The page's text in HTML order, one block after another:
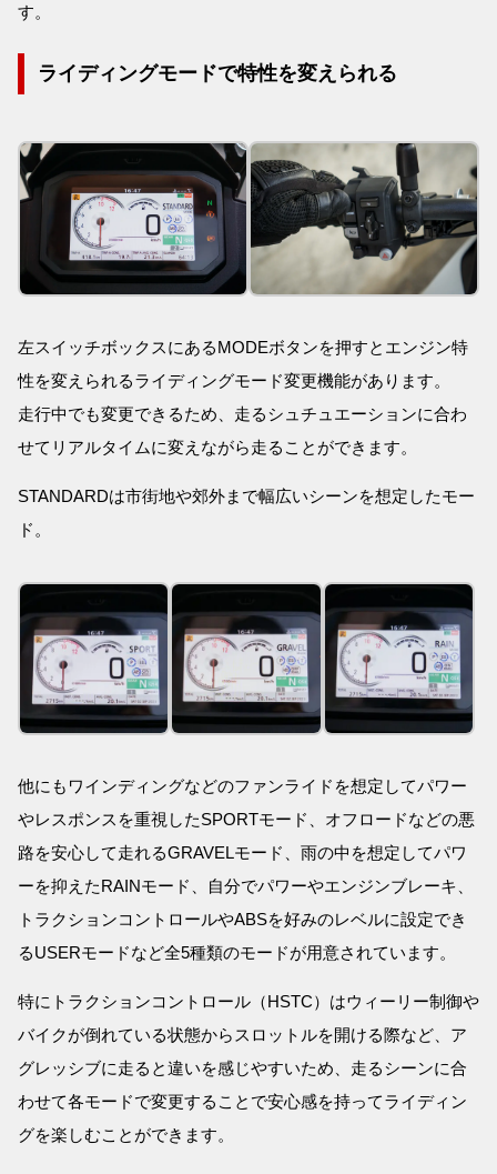
す。
ライディングモードで特性を変えられる
左スイッチボックスにあるMODEボタンを押すとエンジン特
性を変えられるライディングモード変更機能があります。
走行中でも変更できるため、走るシュチュエーションに合わ
せてリアルタイムに変えながら走ることができます。
STANDARDは市街地や郊外まで幅広いシーンを想定したモー
ド。
他にもワインディングなどのファンライドを想定してパワー
やレスポンスを重視したSPORTモード、オフロードなどの悪
路を安心して走れるGRAVELモード、雨の中を想定してパワ
ーを抑えたRAINモード、自分でパワーやエンジンブレーキ、
トラクションコントロールやABSを好みのレベルに設定でき
るUSERモードなど全5種類のモードが用意されています。
特にトラクションコントロール（HSTC）はウィーリー制御や
バイクが倒れている状態からスロットルを開ける際など、ア
グレッシブに走ると違いを感じやすいため、走るシーンに合
わせて各モードで変更することで安心感を持ってライディン
グを楽しむことができます。